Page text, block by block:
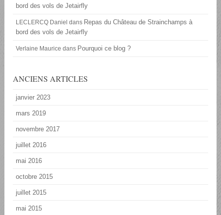
bord des vols de Jetairfly
LECLERCQ Daniel dans Repas du Château de Strainchamps à
bord des vols de Jetairfly
Verlaine Maurice dans Pourquoi ce blog ?
ANCIENS ARTICLES
janvier 2023
mars 2019
novembre 2017
juillet 2016
mai 2016
octobre 2015
juillet 2015
mai 2015